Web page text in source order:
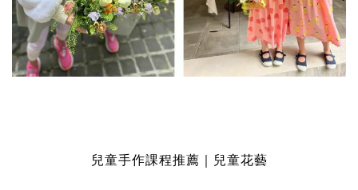
兒童手作課程推薦｜兒童花藝